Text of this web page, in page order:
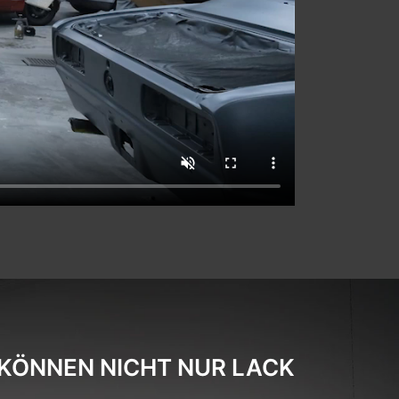
NICHT NUR LACK